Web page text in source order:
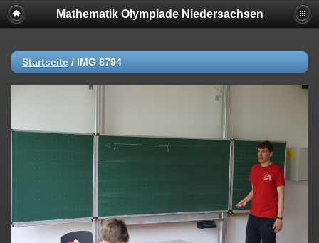
Mathematik Olympiade Niedersachsen
Startseite / IMG 8794